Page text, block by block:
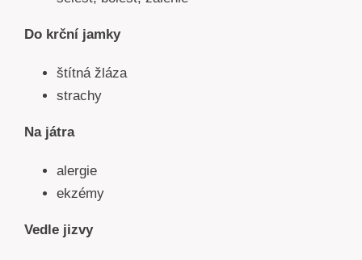
Do krční jamky
štítná žláza
strachy
Na játra
alergie
ekzémy
Vedle jizvy